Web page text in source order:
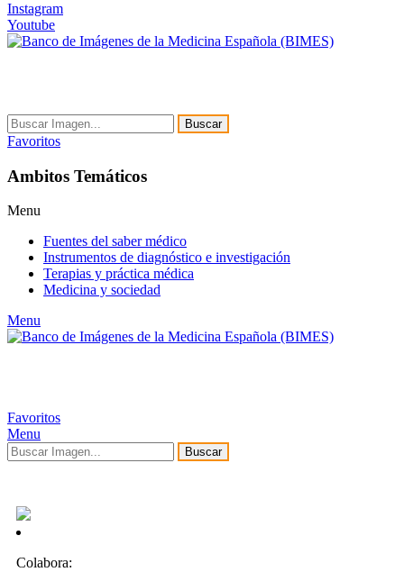
Instagram
Youtube
Buscar
Favoritos
Ambitos Temáticos
Menu
Fuentes del saber médico
Instrumentos de diagnóstico e investigación
Terapias y práctica médica
Medicina y sociedad
Menu
Favoritos
Menu
Buscar
Colabora: